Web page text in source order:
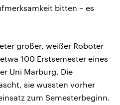
bitten – es
großer, weißer Roboter
100 Erstsemester eines
Uni Marburg. Die
sie wussten vorher
zum Semesterbeginn.